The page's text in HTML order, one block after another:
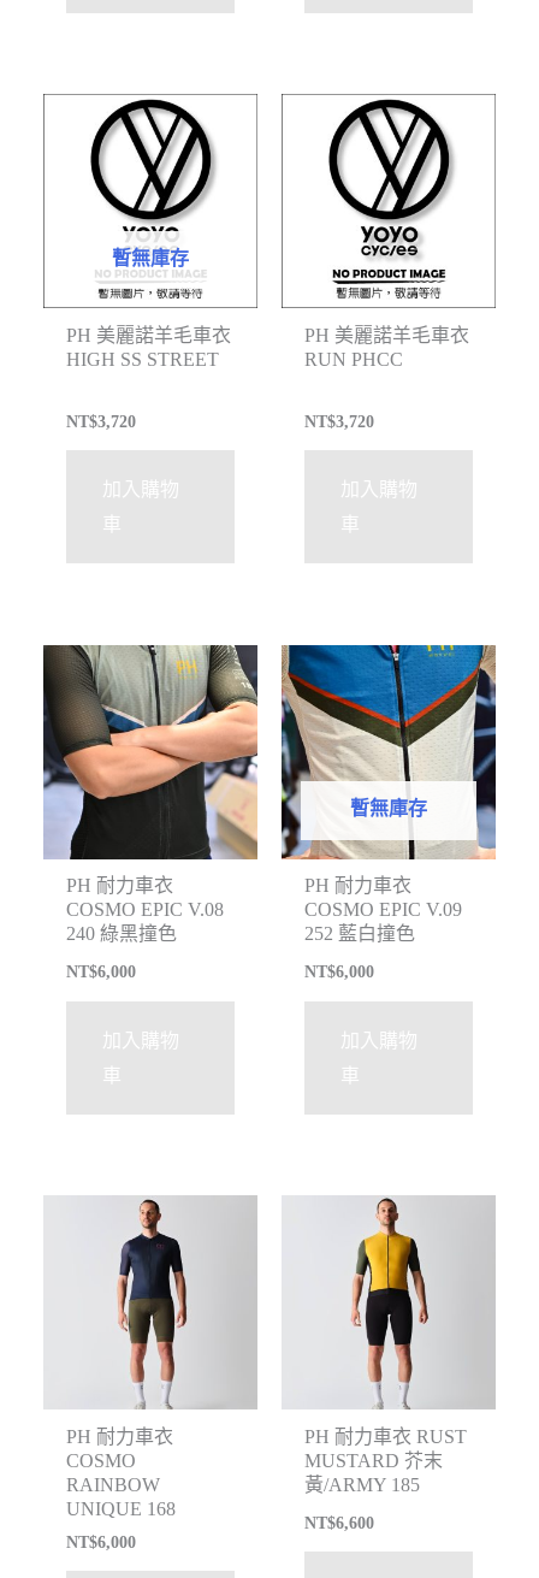
暫無庫存
PH 美麗諾羊毛車衣
HIGH SS STREET
NT$3,720
加入購物
車
PH 美麗諾羊毛車衣
RUN PHCC
NT$3,720
加入購物
車
PH 耐力車衣
COSMO EPIC V.08
240 綠黑撞色
NT$6,000
加入購物
車
暫無庫存
PH 耐力車衣
COSMO EPIC V.09
252 藍白撞色
NT$6,000
加入購物
車
PH 耐力車衣
COSMO
RAINBOW
UNIQUE 168
NT$6,000
PH 耐力車衣 RUST
MUSTARD 芥末
黃/ARMY 185
NT$6,600